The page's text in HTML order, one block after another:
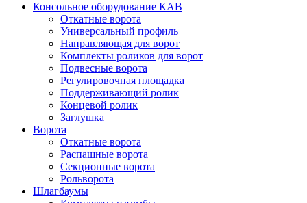
Консольное оборудование КАВ
Откатные ворота
Универсальный профиль
Направляющая для ворот
Комплекты роликов для ворот
Подвесные ворота
Регулировочная площадка
Поддерживающий ролик
Концевой ролик
Заглушка
Ворота
Откатные ворота
Распашные ворота
Секционные ворота
Рольворота
Шлагбаумы